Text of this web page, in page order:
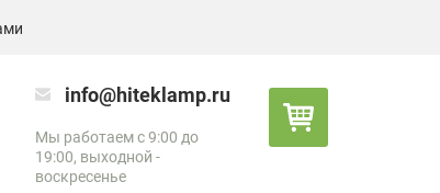
info@hiteklamp.ru
Мы работаем с 9:00 до
19:00, выходной -
воскресенье